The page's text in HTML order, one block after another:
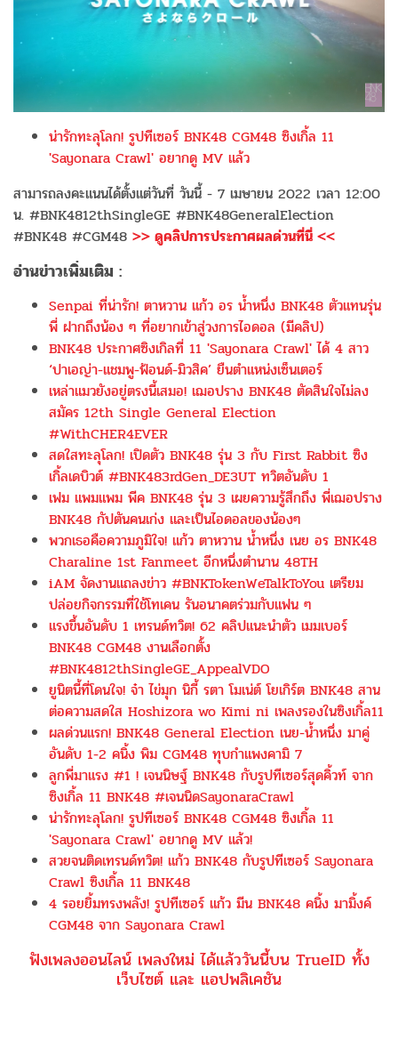
น่ารักทะลุโลก! รูปทีเซอร์ BNK48 CGM48 ซิงเกิ้ล 11
'Sayonara Crawl' อยากดู MV แล้ว
สามารถลงคะแนนได้ตั้งแต่วันที่ วันนี้ - 7 เมษายน 2022 เวลา 12:00
น. #BNK4812thSingleGE #BNK48GeneralElection
#BNK48 #CGM48 >> ดูคลิปการประกาศผลด่วนที่นี่ <<
อ่านข่าวเพิ่มเติม :
Senpai ที่น่ารัก! ตาหวาน แก้ว อร น้ำหนึ่ง BNK48 ตัวแทนรุ่น
พี่ ฝากถึงน้อง ๆ ที่อยากเข้าสู่วงการไอดอล (มีคลิป)
BNK48 ประกาศซิงเกิลที่ 11 'Sayonara Crawl' ได้ 4 สาว
‘ปาเอญ่า-แชมพู-ฟ้อนด์-มิวสิค’ ยืนตำแหน่งเซ็นเตอร์
เหล่าแมวยังอยู่ตรงนี้เสมอ! เฌอปราง BNK48 ตัดสินใจไม่ลง
สมัคร 12th Single General Election
#WithCHER4EVER
สดใสทะลุโลก! เปิดตัว BNK48 รุ่น 3 กับ First Rabbit ซิง
เกิ้ลเดบิวต์ #BNK483rdGen_DE3UT ทวิตอันดับ 1
เฟม แพมแพม พีค BNK48 รุ่น 3 เผยความรู้สึกถึง พี่เฌอปราง
BNK48 กัปตันคนเก่ง และเป็นไอดอลของน้องๆ
พวกเธอคือความภูมิใจ! แก้ว ตาหวาน น้ำหนึ่ง เนย อร BNK48
Charaline 1st Fanmeet อีกหนึ่งตำนาน 48TH
iAM จัดงานแถลงข่าว #BNKTokenWeTalkToYou เตรียม
ปล่อยกิจกรรมที่ใช้โทเคน รันอนาคตร่วมกับแฟน ๆ
แรงขึ้นอันดับ 1 เทรนด์ทวิต! 62 คลิปแนะนำตัว เมมเบอร์
BNK48 CGM48 งานเลือกตั้ง
#BNK4812thSingleGE_AppealVDO
ยูนิตนี้ที่โดนใจ! จ๋า ไข่มุก นิกี้ รตา โมเน่ต์ โยเกิร์ต BNK48 สาน
ต่อความสดใส Hoshizora wo Kimi ni เพลงรองในซิงเกิ้ล11
ผลด่วนแรก! BNK48 General Election เนย-น้ำหนึ่ง มาคู่
อันดับ 1-2 คนิ้ง พิม CGM48 ทุบกำแพงคามิ 7
ลูกพี่มาแรง #1 ! เจนนิษฐ์ BNK48 กับรูปทีเซอร์สุดคิ้วท์ จาก
ซิงเกิ้ล 11 BNK48 #เจนนิดSayonaraCrawl
น่ารักทะลุโลก! รูปทีเซอร์ BNK48 CGM48 ซิงเกิ้ล 11
'Sayonara Crawl' อยากดู MV แล้ว!
สวยจนติดเทรนด์ทวิต! แก้ว BNK48 กับรูปทีเซอร์ Sayonara
Crawl ซิงเกิ้ล 11 BNK48
4 รอยยิ้มทรงพลัง! รูปทีเซอร์ แก้ว มีน BNK48 คนิ้ง มามิ้งค์
CGM48 จาก Sayonara Crawl
ฟังเพลงออนไลน์ เพลงใหม่ ได้แล้ววันนี้บน TrueID ทั้ง
เว็บไซต์ และ แอปพลิเคชัน